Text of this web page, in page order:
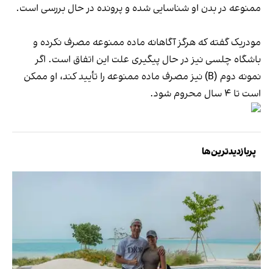
ممنوعه در بدن او شناسایی شده و پرونده در حال بررسی است.
مودریک گفته که هرگز آگاهانه ماده ممنوعه مصرف نکرده و
باشگاه چلسی نیز در حال پیگیری علت این اتفاق است. اگر
نمونه دوم (B) نیز مصرف ماده ممنوعه را تأیید کند، او ممکن
است تا ۴ سال محروم شود.
پربازدیدترین‌ها